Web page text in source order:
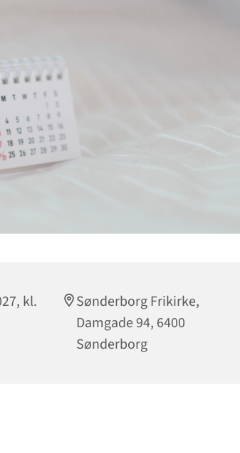
kl.
Sønderborg Frikirke,
Damgade 94, 6400
Sønderborg